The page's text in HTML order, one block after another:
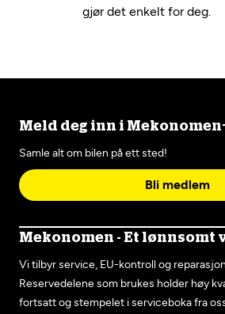
gjør det enkelt for deg.
Meld deg inn i
Samle alt om bilen på ett sted!
Bli medlem
Mekonomen - Et lønnsomt
Vi tilbyr service, EU-kontroll og
Reservedelene som brukes holder høy
fortsatt og stempelet i serviceboka fra